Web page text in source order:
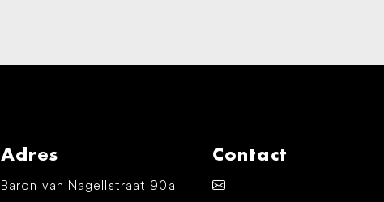
Adres
Baron van Nagellstraat 90a
Contact